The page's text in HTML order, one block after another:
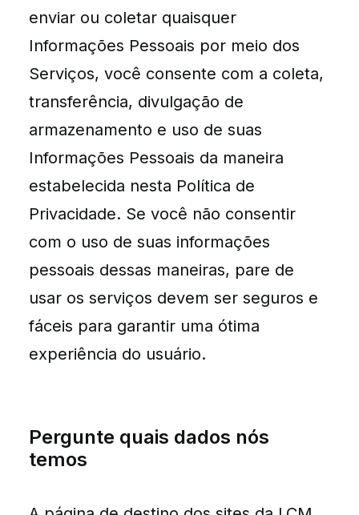
enviar ou coletar quaisquer
Informações Pessoais por meio dos
Serviços, você consente com a coleta,
transferência, divulgação de
armazenamento e uso de suas
Informações Pessoais da maneira
estabelecida nesta Política de
Privacidade. Se você não consentir
com o uso de suas informações
pessoais dessas maneiras, pare de
usar os serviços devem ser seguros e
fáceis para garantir uma ótima
experiência do usuário.
Pergunte quais dados nós
temos